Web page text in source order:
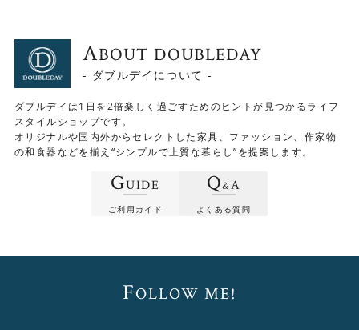
座面は2色から選べます
ナチュラルな印象のミストホワイト、シックなレドグレー
ABOUT DOUBLEDAY
- ダブルデイについて -
ダブルデイは1日を2倍楽しく過ごすためのヒントが見つかるライフ
スタイルショップです。
オリジナルや国内外からセレクトした家具、ファッション、作家物
の和食器などを揃え“シンプルで上質な暮らし”を提案します。
GUIDE
ご利用ガイド
Q&A
よくある質問
FOLLOW ME!